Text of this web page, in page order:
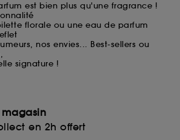
est bien plus qu'une fragrance !
florale ou une eau de parfum
nos envies... Best-sellers ou
signature !
magasin
en 2h offert